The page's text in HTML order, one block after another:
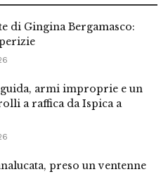
di Gingina Bergamasco:
armi improprie e un
a raffica da Ispica a
preso un ventenne